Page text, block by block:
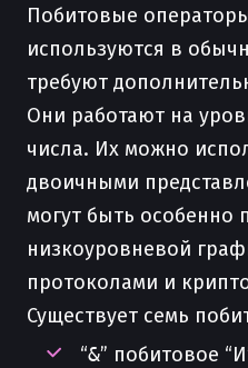
Побитовые
используются в
требуют
Они работают на
числа. Их можно
двоичными
могут быть особенно
низкоуровневой
протоколами и
Существует семь
“&” побитовое